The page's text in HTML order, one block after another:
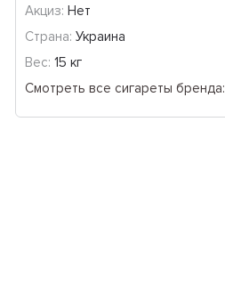
Акциз: Нет
Страна: Украина
Вес: 15 кг
Смотреть все сигареты бренда: